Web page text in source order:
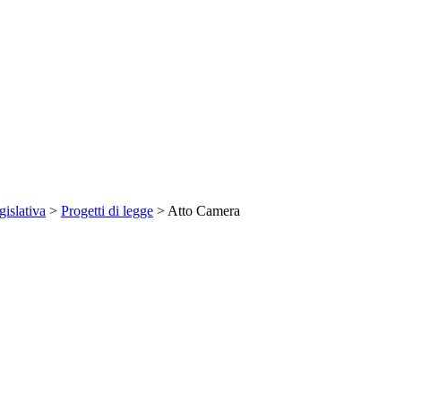
> Progetti di legge > Atto Camera